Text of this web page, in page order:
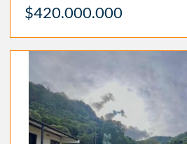
$420.000.000